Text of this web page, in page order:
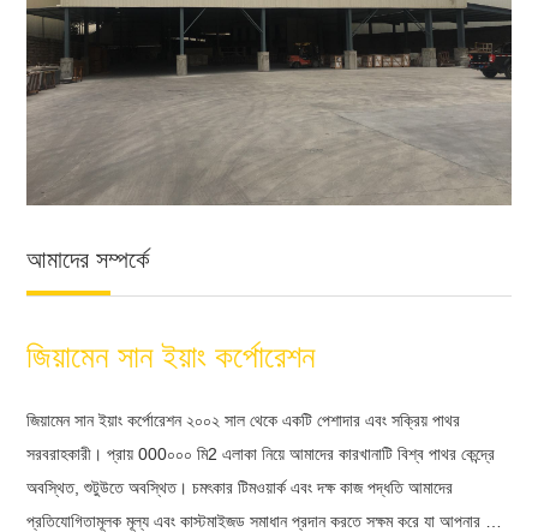
আমাদের সম্পর্কে
জিয়ামেন সান ইয়াং কর্পোরেশন
জিয়ামেন সান ইয়াং কর্পোরেশন ২০০২ সাল থেকে একটি পেশাদার এবং সক্রিয় পাথর
সরবরাহকারী। প্রায় 000০০০ মি2 এলাকা নিয়ে আমাদের কারখানাটি বিশ্ব পাথর কেন্দ্রে
অবস্থিত, শুটুউতে অবস্থিত। চমৎকার টিমওয়ার্ক এবং দক্ষ কাজ পদ্ধতি আমাদের
প্রতিযোগিতামূলক মূল্য এবং কাস্টমাইজড সমাধান প্রদান করতে সক্ষম করে যা আপনার জন্য